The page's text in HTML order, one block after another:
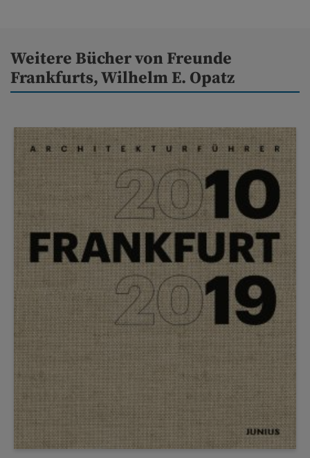
Weitere Bücher von Freunde
Frankfurts, Wilhelm E. Opatz